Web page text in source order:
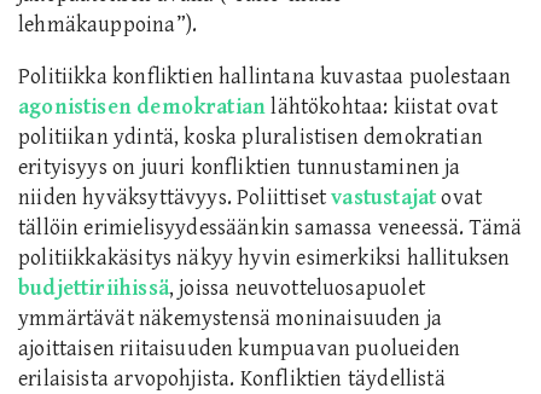
lehmäkauppoina”).
Politiikka konfliktien hallintana kuvastaa puolestaan
agonistisen demokratianlähtökohtaa: kiistat ovat
politiikan ydintä, koska pluralistisen demokratian
erityisyys on juuri konfliktien tunnustaminen ja
niiden hyväksyttävyys. Poliittisetvastustajatovat
tällöin erimielisyydessäänkin samassa veneessä. Tämä
politiikkakäsitys näkyy hyvin esimerkiksi hallituksen
budjettiriihissä, joissa neuvotteluosapuolet
ymmärtävät näkemystensä moninaisuuden ja
ajoittaisen riitaisuuden kumpuavan puolueiden
erilaisista arvopohjista. Konfliktien täydellistä